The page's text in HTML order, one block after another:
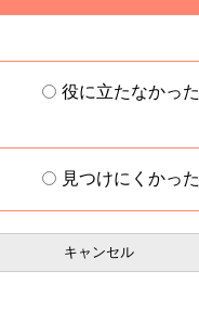
役に立たなかった
見つけにくかった